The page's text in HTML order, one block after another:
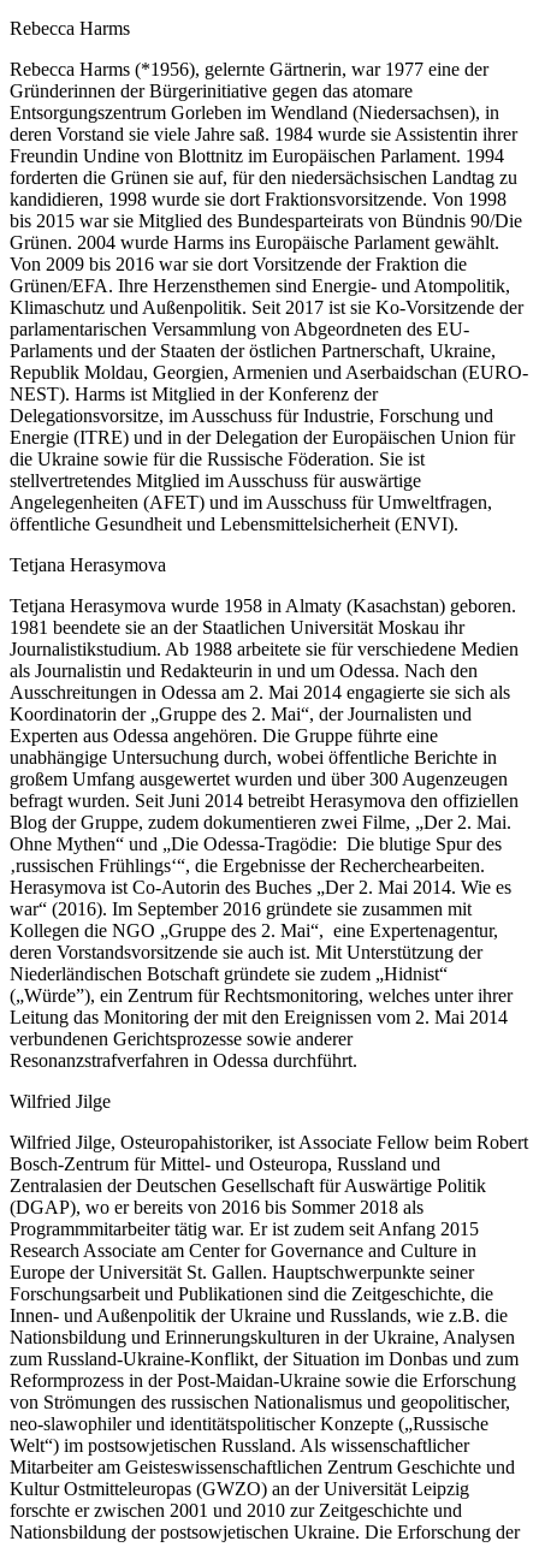
Rebecca Harms
Rebecca Harms (*1956), gelernte Gärtnerin, war 1977 eine der
Gründerinnen der Bürgerinitiative gegen das atomare
Entsorgungszentrum Gorleben im Wendland (Niedersachsen), in
deren Vorstand sie viele Jahre saß. 1984 wurde sie Assistentin ihrer
Freundin Undine von Blottnitz im Europäischen Parlament. 1994
forderten die Grünen sie auf, für den niedersächsischen Landtag zu
kandidieren, 1998 wurde sie dort Fraktionsvorsitzende. Von 1998
bis 2015 war sie Mitglied des Bundesparteirats von Bündnis 90/Die
Grünen. 2004 wurde Harms ins Europäische Parlament gewählt.
Von 2009 bis 2016 war sie dort Vorsitzende der Fraktion die
Grünen/EFA. Ihre Herzensthemen sind Energie- und Atompolitik,
Klimaschutz und Außenpolitik. Seit 2017 ist sie Ko-Vorsitzende der
parlamentarischen Versammlung von Abgeordneten des EU-
Parlaments und der Staaten der östlichen Partnerschaft, Ukraine,
Republik Moldau, Georgien, Armenien und Aserbaidschan (EURO-
NEST). Harms ist Mitglied in der Konferenz der
Delegationsvorsitze, im Ausschuss für Industrie, Forschung und
Energie (ITRE) und in der Delegation der Europäischen Union für
die Ukraine sowie für die Russische Föderation. Sie ist
stellvertretendes Mitglied im Ausschuss für auswärtige
Angelegenheiten (AFET) und im Ausschuss für Umweltfragen,
öffentliche Gesundheit und Lebensmittelsicherheit (ENVI).
Tetjana Herasymova
Tetjana Herasymova wurde 1958 in Almaty (Kasachstan) geboren.
1981 beendete sie an der Staatlichen Universität Moskau ihr
Journalistikstudium. Ab 1988 arbeitete sie für verschiedene Medien
als Journalistin und Redakteurin in und um Odessa. Nach den
Ausschreitungen in Odessa am 2. Mai 2014 engagierte sie sich als
Koordinatorin der „Gruppe des 2. Mai“, der Journalisten und
Experten aus Odessa angehören. Die Gruppe führte eine
unabhängige Untersuchung durch, wobei öffentliche Berichte in
großem Umfang ausgewertet wurden und über 300 Augenzeugen
befragt wurden. Seit Juni 2014 betreibt Herasymova den offiziellen
Blog der Gruppe, zudem dokumentieren zwei Filme, „Der 2. Mai.
Ohne Mythen“ und „Die Odessa-Tragödie: Die blutige Spur des
‚russischen Frühlings‘“, die Ergebnisse der Recherchearbeiten.
Herasymova ist Co-Autorin des Buches „Der 2. Mai 2014. Wie es
war“ (2016). Im September 2016 gründete sie zusammen mit
Kollegen die NGO „Gruppe des 2. Mai“, eine Expertenagentur,
deren Vorstandsvorsitzende sie auch ist. Mit Unterstützung der
Niederländischen Botschaft gründete sie zudem „Hidnist“
(„Würde”), ein Zentrum für Rechtsmonitoring, welches unter ihrer
Leitung das Monitoring der mit den Ereignissen vom 2. Mai 2014
verbundenen Gerichtsprozesse sowie anderer
Resonanzstrafverfahren in Odessa durchführt.
Wilfried Jilge
Wilfried Jilge, Osteuropahistoriker, ist Associate Fellow beim Robert
Bosch-Zentrum für Mittel- und Osteuropa, Russland und
Zentralasien der Deutschen Gesellschaft für Auswärtige Politik
(DGAP), wo er bereits von 2016 bis Sommer 2018 als
Programmmitarbeiter tätig war. Er ist zudem seit Anfang 2015
Research Associate am Center for Governance and Culture in
Europe der Universität St. Gallen. Hauptschwerpunkte seiner
Forschungsarbeit und Publikationen sind die Zeitgeschichte, die
Innen- und Außenpolitik der Ukraine und Russlands, wie z.B. die
Nationsbildung und Erinnerungskulturen in der Ukraine, Analysen
zum Russland-Ukraine-Konflikt, der Situation im Donbas und zum
Reformprozess in der Post-Maidan-Ukraine sowie die Erforschung
von Strömungen des russischen Nationalismus und geopolitischer,
neo-slawophiler und identitätspolitischer Konzepte („Russische
Welt“) im postsowjetischen Russland. Als wissenschaftlicher
Mitarbeiter am Geisteswissenschaftlichen Zentrum Geschichte und
Kultur Ostmitteleuropas (GWZO) an der Universität Leipzig
forschte er zwischen 2001 und 2010 zur Zeitgeschichte und
Nationsbildung der postsowjetischen Ukraine. Die Erforschung der